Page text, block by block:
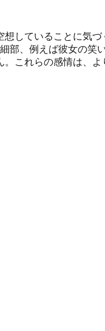
していることに気づ
部、例えば彼女の笑
これらの感情は、